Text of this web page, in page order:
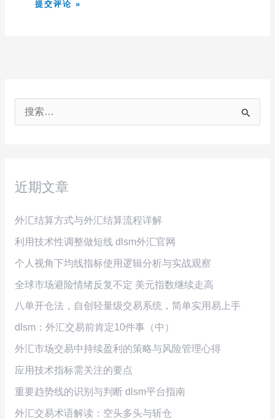
近期文章
外汇结算方式与外汇结算流程详解
利用技术性调整做短线 dlsm外汇官网
个人视角下均线指标使用逻辑分析与实战观察
全球市场避险情绪反复不定 美元指数继续走高
八单开仓法，自创轻量级交易系统，简单实用易上手
dlsm：外汇交易前肯定10件事（中）
外汇市场交易中持续盈利的策略与风险管理心得
应用技术指标需关注的要点
重要趋势线的识别与判断 dlsm平台指南
外汇交易术语解读：空头多头与斩仓